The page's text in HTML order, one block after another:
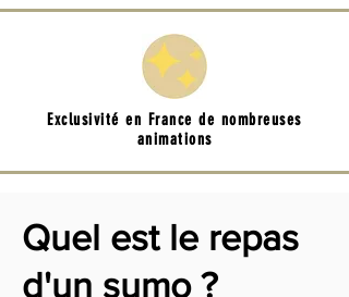
Exclusivité en France de nombreuses
animations
Quel est le repas
d'un sumo ?